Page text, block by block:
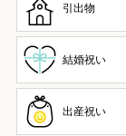
引出物
結婚祝い
出産祝い